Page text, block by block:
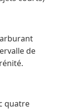
de
quatre